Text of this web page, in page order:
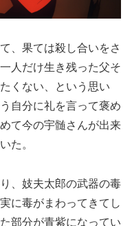
、果ては殺し合いをさ
人だけ生き残った父そ
くない、という思い
自分に礼を言って褒め
て今の宇髄さんが出来
た。
、妓夫太郎の武器の毒
に毒がまわってきてし
部分が青紫になってい